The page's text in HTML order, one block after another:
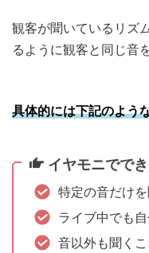
観客が聞いているリズ
るように観客と同じ音
具体的には下記のよう
イヤモニでで
特定の音だけ
ライブ中でも
音以外も聞く